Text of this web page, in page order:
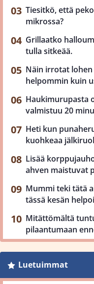
Tiesitkö, että
mikrossa?
Grillaatko
tulla sitkeää.
Näin irrotat
helpommin kuin
Haukimurupasta
valmistuu 20
Heti kun
kuohkeaa
Lisää
ahven maistuvat
Mummi teki tätä
tässä kesän
Mitättömältä
pilaantumaan
Luetuimmat